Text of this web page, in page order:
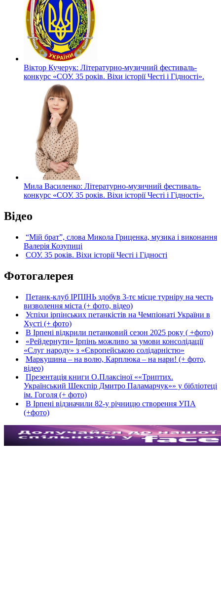
Віктор Кучерук: Літературно-музичний фестиваль-
конкурс «СОУ. 35 років. Віхи історії Честі і Гідності».
Мила Василенко: Літературно-музичний фестиваль-
конкурс «СОУ. 35 років. Віхи історії Честі і Гідності».
Відео
“Мій брат”, слова Микола Гриценка, музика і виконання
Валерія Козупиці
СОУ. 35 років. Віхи історії Честі і Гідності
Фотогалерея
Петанк-клуб ІРПІНЬ здобув 3-тє місце турніру на честь
визволення міста (+ фото, відео)
Успіхи ірпінських петанкістів на Чемпіонаті України в
Хусті (+ фото)
В Ірпені відкрили петанковий сезон 2025 року ( +фото)
«Рейдернути» Ірпінь можливо за умови консолідації
«Слуг народу» з «Європейською солідарністю»
Маркушина – на волю, Карплюка – на нари! (+ фото,
відео)
Презентація книги О.Плаксіної ««Триптих.
Український Шекспір Дмитро Паламарчук»» у бібліотеці
ім. Гоголя (+ фото)
В Ірпені відзначили 82-у річницю створення УПА
(+фото)